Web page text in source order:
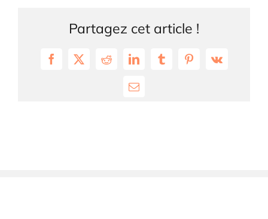
Partagez cet article !
Facebook
X RedditLinkedInTumblrPinterest
Vk
Email